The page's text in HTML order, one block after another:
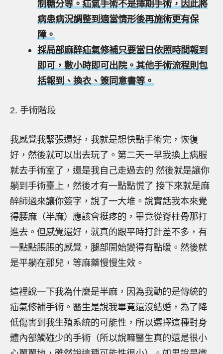
制糖分等。疝氣手術不是擇期手術，因此將
病患病況調整到適當情形後再施術更有保
障。
採局部麻醉疝氣修補只要當日依照時間報到
即可，數小時即可出院。其他手術流程則包
括報到、換衣、簽同意書等。
2. 手術階段
我感覺我緊張還好，我就是想快點手術完，恢復
好，然後就可以出去玩了。第二天一早我換上病服
就去手術室了，還是我自己走過去的 然後就是讓你
躺到手術臺上，然後才有一點點慌了 接下來就是麻
醉師過來讓你簽字，說了一大堆。說實話我本來覺
得腰麻（半麻）應該會挺疼的，畢竟從脊柱骨那打
進去。但感覺還好，就真的跟平時打針差不多，有
一點點脹脹的感覺，腿部開始變得有點暖。然後就
是平躺在那兒，等麻藥慢慢生效。
這裡說一下我為什麼是半麻，因為我動的是傳統的
疝氣修補手術。醫生是說我畢竟還沒結婚，為了降
低傷害到我生殖系統的可能性，所以選擇這種對身
體內部觸碰少的手術（所以說嘛醫生真的還是很小